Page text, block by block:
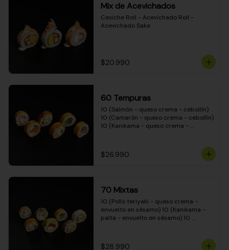
Mix de Acevichados
Ceviche Roll - Acevichado Roll -
Acevichado Sake
$20.990
60 Tempuras
10 (Salmón - queso crema - cebollín)
10 (Camarón - queso crema - cebollín)
10 (Kanikama - queso crema -
crema - cebollín) 10 (Carne - queso
crema - cebollín)
$26.990
70 Mixtas
10 (Pollo teriyaki - queso crema -
envuelto en sésamo) 10 (Kanikama -
palta - envuelto en sésamo) 10
- envuelto en queso crema) 10
$28.990